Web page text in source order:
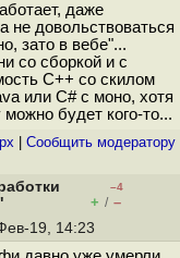
даже
не довольствоваться
зато в вебе"...
со сборкой и с
C++ со скилом
или C# с моно, хотя
будет кого-то...
Cообщить модератору
–4
+ / –
19, 14:23